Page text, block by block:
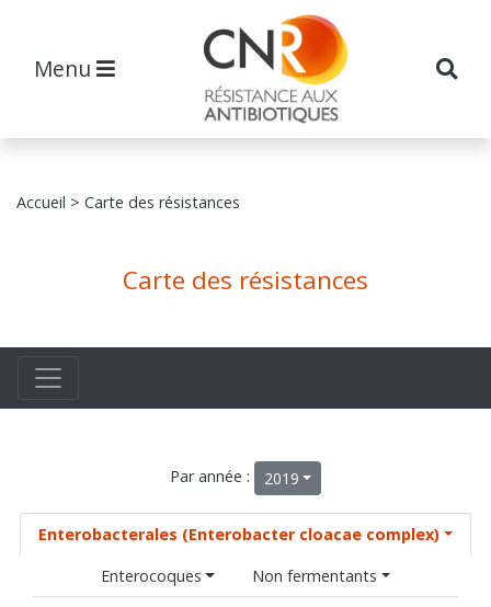
Menu
Accueil > Carte des résistances
Carte des résistances
Par année : 2019
Enterobacterales (Enterobacter cloacae complex)
Enterocoques
Non fermentants